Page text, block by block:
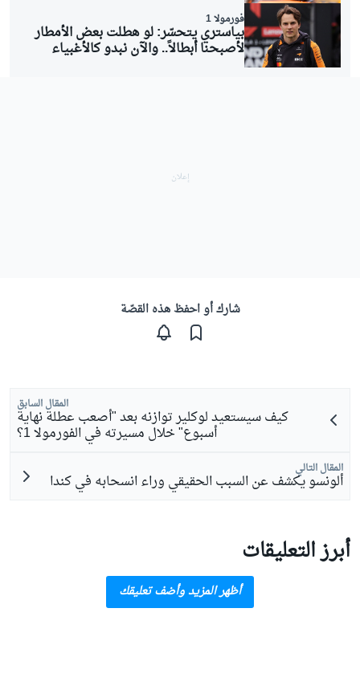
فورمولا 1
بياستري يتحسّر: لو هطلت بعض الأمطار
لأصبحنا أبطالاً.. والآن نبدو كالأغبياء
شارك أو احفظ هذه القصّة
المقال السابق
كيف سيستعيد لوكلير توازنه بعد "أصعب عطلة نهاية
أسبوع" خلال مسيرته في الفورمولا 1؟
المقال التالي
ألونسو يكشف عن السبب الحقيقي وراء انسحابه في كندا
أبرز التعليقات
أظهر المزيد وأضف تعليقك